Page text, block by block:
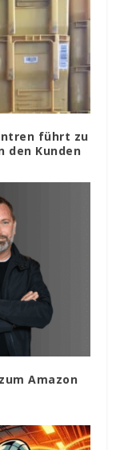
führt zu
den Kunden
Amazon